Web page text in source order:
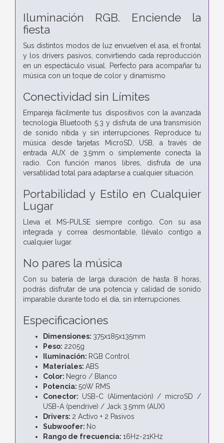
Iluminación RGB. Enciende la
fiesta
Sus distintos modos de luz envuelven el asa, el frontal
y los drivers pasivos, convirtiendo cada reproducción
en un espectáculo visual. Perfecto para acompañar tu
música con un toque de color y dinamismo
Conectividad sin Límites
Empareja fácilmente tus dispositivos con la avanzada
tecnología Bluetooth 5.3 y disfruta de una transmisión
de sonido nítida y sin interrupciones. Reproduce tu
música desde tarjetas MicroSD, USB, a través de
entrada AUX de 3.5mm o simplemente conecta la
radio. Con función manos libres, disfruta de una
versatilidad total para adaptarse a cualquier situación.
Portabilidad y Estilo en Cualquier
Lugar
Lleva el MS-PULSE siempre contigo. Con su asa
integrada y correa desmontable, llévalo contigo a
cualquier lugar.
No pares la música
Con su batería de larga duración de hasta 8 horas,
podrás disfrutar de una potencia y calidad de sonido
imparable durante todo el día, sin interrupciones.
Especificaciones
Dimensiones: 375x185x135mm
Peso: 2205g
Iluminación: RGB Control
Materiales: ABS
Color: Negro / Blanco
Potencia: 50W RMS
Conector: USB-C (Alimentación) / microSD /
USB-A (pendrive) / Jack 3.5mm (AUX)
Drivers: 2 Activo + 2 Pasivos
Subwoofer: No
Rango de frecuencia: 16Hz-21KHz